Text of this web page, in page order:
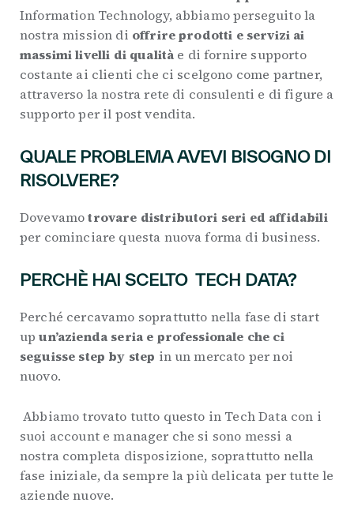
Information Technology, abbiamo perseguito la
nostra mission di offrire prodotti e servizi ai
massimi livelli di qualità e di fornire supporto
costante ai clienti che ci scelgono come partner,
attraverso la nostra rete di consulenti e di figure a
supporto per il post vendita.
QUALE PROBLEMA AVEVI BISOGNO DI
RISOLVERE?
Dovevamotrovare distributori seri ed affidabili
per cominciare questa nuova forma di business.
PERCHÈ HAI SCELTO TECH DATA?
Perché cercavamo soprattutto nella fase di start
upun’azienda seria e professionale che ci
seguisse step by step in un mercato per noi
nuovo.
Abbiamo trovato tutto questo in Tech Data con i
suoi account e manager che si sono messi a
nostra completa disposizione, soprattutto nella
fase iniziale, da sempre la più delicata per tutte le
aziende nuove.